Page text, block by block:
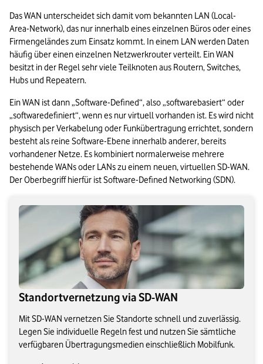
Das WAN unterscheidet sich damit vom bekannten LAN (Local-
Area-Network), das nur innerhalb eines einzelnen Büros oder eines
Firmengeländes zum Einsatz kommt. In einem LAN werden Daten
häufig über einen einzelnen Netzwerkrouter verteilt. Ein WAN
besitzt in der Regel sehr viele Teilknoten aus Routern, Switches,
Hubs und Repeatern.
Ein WAN ist dann „Software-Defined“, also „softwarebasiert“ oder
„softwaredefiniert“, wenn es nur virtuell vorhanden ist. Es wird nicht
physisch per Verkabelung oder Funkübertragung errichtet, sondern
besteht als reine Software-Ebene innerhalb anderer, bereits
vorhandener Netze. Es kombiniert normalerweise mehrere
bestehende WANs oder LANs zu einem neuen, virtuellen SD-WAN.
Der Oberbegriff hierfür ist Software-Defined Networking (SDN).
Standortvernetzung via SD-WAN
Mit SD-WAN vernetzen Sie Standorte schnell und zuverlässig.
Legen Sie individuelle Regeln fest und nutzen Sie sämtliche
verfügbaren Übertragungsmedien einschließlich Mobilfunk.